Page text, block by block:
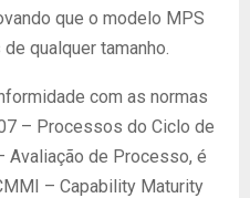
que o modelo MPS
qualquer tamanho.
com as normas
– Processos do Ciclo de
Avaliação de Processo, é
– Capability Maturity